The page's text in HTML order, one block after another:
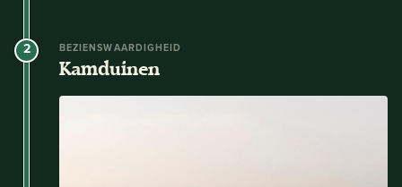
2 BEZIENSWAARDIGHEID
Kamduinen